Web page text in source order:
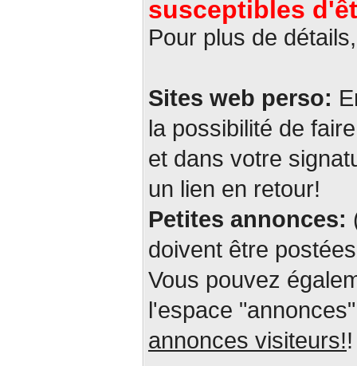
susceptibles
Pour plus de
Sites web perso:
la possibilité de
et dans votre
un lien en retour!
Petites annonces:
doivent être
Vous pouvez
l'espace
annonces visiteurs!!